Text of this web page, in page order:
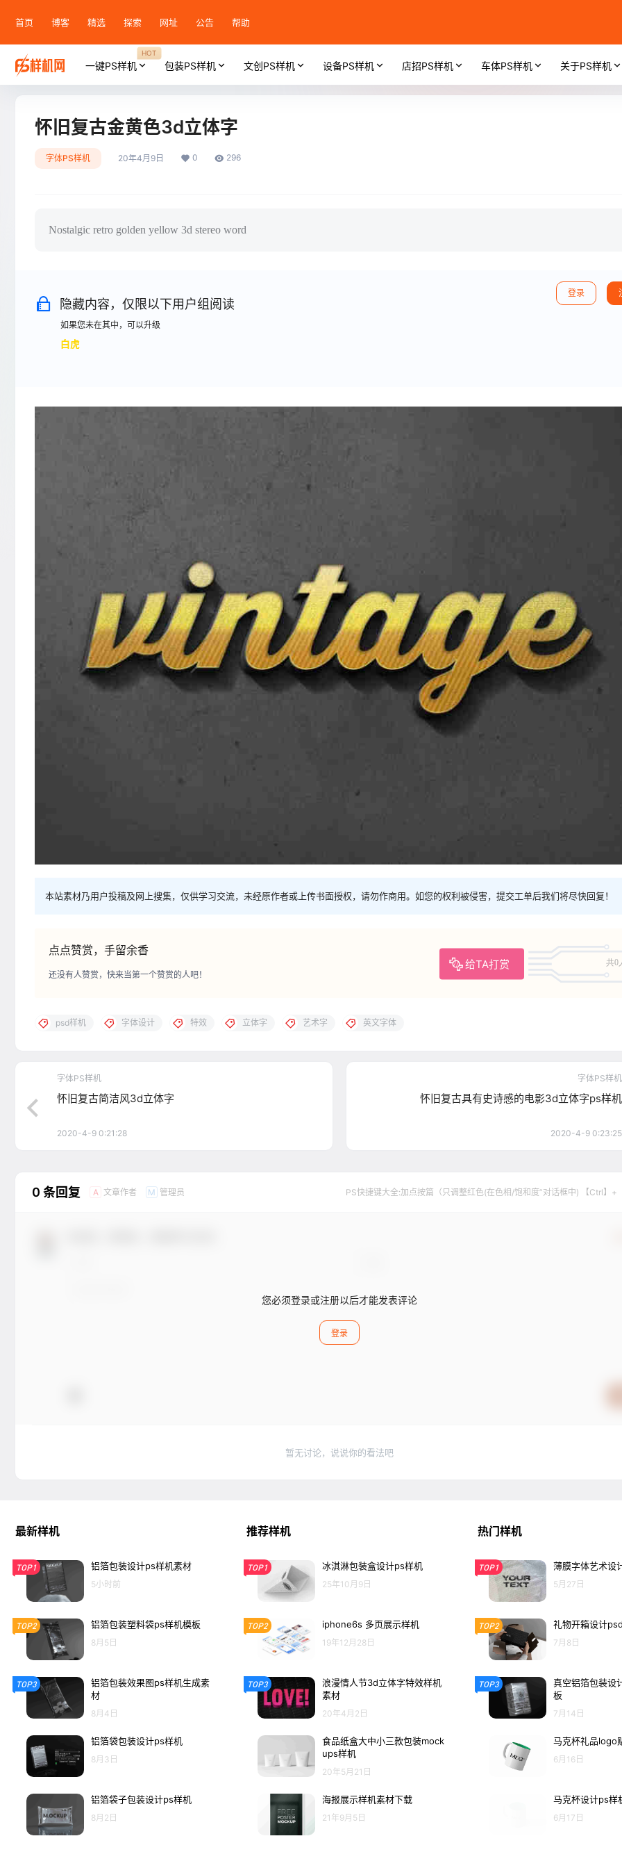
首页 博客 精选 探索 网址 公告 帮助
一键PS样机
HOT
包装PS样机 文创PS样机 设备PS样机 店招PS样机 车体PS样机 关于PS样机
怀旧复古金黄色3d立体字
字体PS样机 20年4月9日 0 296
Nostalgic retro golden yellow 3d stereo word
隐藏内容，仅限以下用户组阅读
如果您未在其中，可以升级
白虎
登录
本站素材乃用户投稿及网上搜集，仅供学习交流，未经原作者或上传书面授权，请勿作商用。如您的权利被侵害，提交工单后我们将尽快回复！
点点赞赏，手留余香
给TA打赏 共0
还没有人赞赏，快来当第一个赞赏的人吧！
psd样机 字体设计 特效 立体字 艺术字 英文字体
字体PS样机
怀旧复古简洁风3d立体字
2020-4-9 0:21:28
字体PS样机
怀旧复古具有史诗感的电影3d立体字ps样机
2020-4-9 0:23:25
0 条回复 A 文章作者 M 管理员 PS快捷键大全:加点按篇（只调整红色(在色相/饱和度”对话框中) 【Ctrl】+
您必须登录或注册以后才能发表评论
登录
暂无讨论，说说你的看法吧
最新样机
TOP1 铝箔包装设计ps样机素材
5小时前
TOP2 铝箔包装塑料袋ps样机模板
8月5日
TOP3
铝箔包装效果图ps样机生成素
材
8月4日
铝箔袋包装设计ps样机
8月3日
铝箔袋子包装设计ps样机
8月2日
推荐样机
TOP1 冰淇淋包装盒设计ps样机
25年10月9日
TOP2 iphone6s 多页展示样机
19年12月28日
TOP3
浪漫情人节3d立体字特效样机
素材
20年4月2日
食品纸盒大中小三款包装mock
ups样机
20年5月21日
海报展示样机素材下载
21年9月5日
热门样机
TOP1 薄膜字体艺术设
5月27日
TOP2 礼物开箱设计
7月8日
TOP3
真空铝箔包装设
板
7月14日
马克杯礼品logo
6月16日
马克杯设计ps样
6月17日